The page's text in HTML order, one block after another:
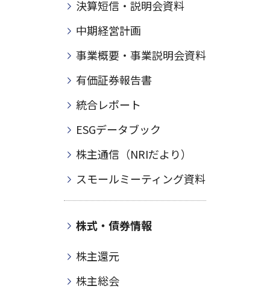
決算短信・説明会資料
中期経営計画
事業概要・事業説明会資料
有価証券報告書
統合レポート
ESGデータブック
株主通信（NRIだより）
スモールミーティング資料
株式・債券情報
株主還元
株主総会